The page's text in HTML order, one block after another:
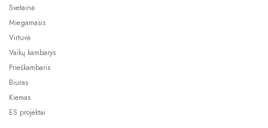
Svetainė
Miegamasis
Virtuvė
Vaikų kambarys
Prieškambaris
Biuras
Kiemas
ES projektai